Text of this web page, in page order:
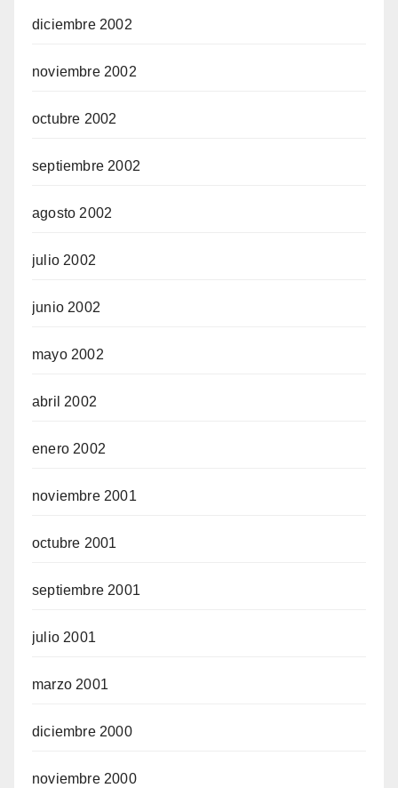
diciembre 2002
noviembre 2002
octubre 2002
septiembre 2002
agosto 2002
julio 2002
junio 2002
mayo 2002
abril 2002
enero 2002
noviembre 2001
octubre 2001
septiembre 2001
julio 2001
marzo 2001
diciembre 2000
noviembre 2000